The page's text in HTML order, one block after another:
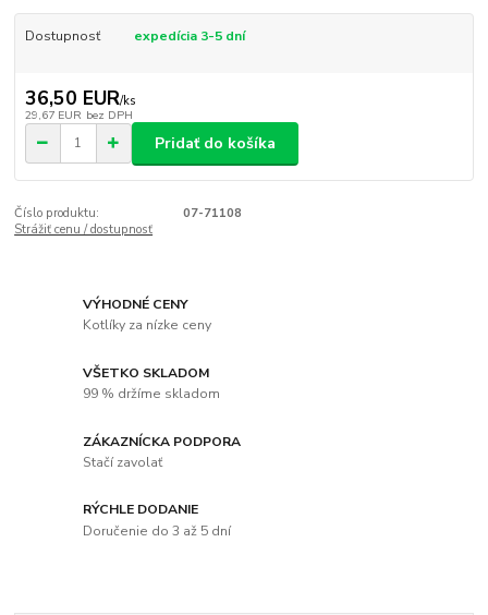
Dostupnosť expedícia 3-5 dní
36,50 EUR/ks
29,67 EUR bez DPH
Pridať do košíka
Číslo produktu:
07-71108
Strážiť cenu / dostupnosť
VÝHODNÉ CENY
Kotlíky za nízke ceny
VŠETKO SKLADOM
99 % držíme skladom
ZÁKAZNÍCKA PODPORA
Stačí zavolať
RÝCHLE DODANIE
Doručenie do 3 až 5 dní